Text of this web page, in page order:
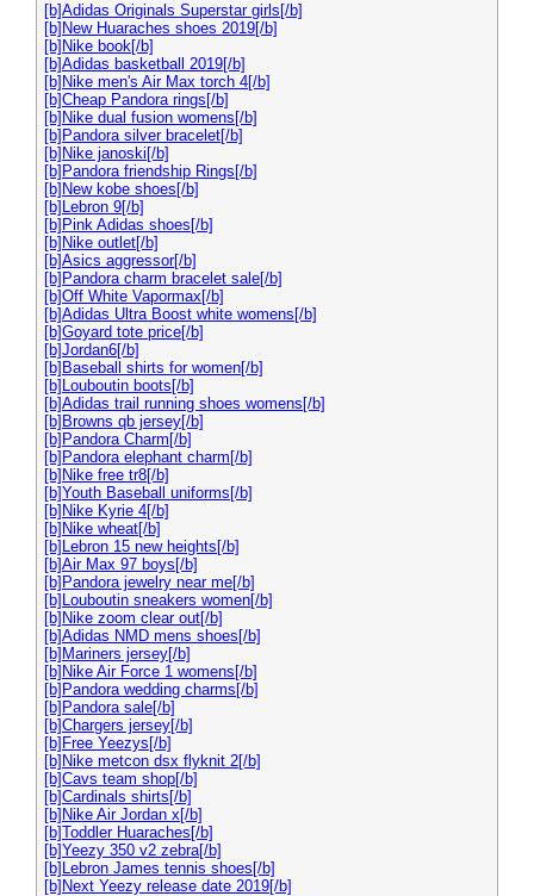
[b]Adidas Originals Superstar girls[/b]
[b]New Huaraches shoes 2019[/b]
[b]Nike book[/b]
[b]Adidas basketball 2019[/b]
[b]Nike men's Air Max torch 4[/b]
[b]Cheap Pandora rings[/b]
[b]Nike dual fusion womens[/b]
[b]Pandora silver bracelet[/b]
[b]Nike janoski[/b]
[b]Pandora friendship Rings[/b]
[b]New kobe shoes[/b]
[b]Lebron 9[/b]
[b]Pink Adidas shoes[/b]
[b]Nike outlet[/b]
[b]Asics aggressor[/b]
[b]Pandora charm bracelet sale[/b]
[b]Off White Vapormax[/b]
[b]Adidas Ultra Boost white womens[/b]
[b]Goyard tote price[/b]
[b]Jordan6[/b]
[b]Baseball shirts for women[/b]
[b]Louboutin boots[/b]
[b]Adidas trail running shoes womens[/b]
[b]Browns qb jersey[/b]
[b]Pandora Charm[/b]
[b]Pandora elephant charm[/b]
[b]Nike free tr8[/b]
[b]Youth Baseball uniforms[/b]
[b]Nike Kyrie 4[/b]
[b]Nike wheat[/b]
[b]Lebron 15 new heights[/b]
[b]Air Max 97 boys[/b]
[b]Pandora jewelry near me[/b]
[b]Louboutin sneakers women[/b]
[b]Nike zoom clear out[/b]
[b]Adidas NMD mens shoes[/b]
[b]Mariners jersey[/b]
[b]Nike Air Force 1 womens[/b]
[b]Pandora wedding charms[/b]
[b]Pandora sale[/b]
[b]Chargers jersey[/b]
[b]Free Yeezys[/b]
[b]Nike metcon dsx flyknit 2[/b]
[b]Cavs team shop[/b]
[b]Cardinals shirts[/b]
[b]Nike Air Jordan x[/b]
[b]Toddler Huaraches[/b]
[b]Yeezy 350 v2 zebra[/b]
[b]Lebron James tennis shoes[/b]
[b]Next Yeezy release date 2019[/b]